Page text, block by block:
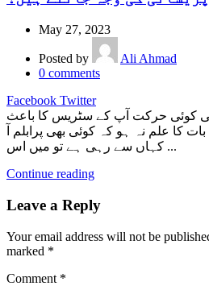
May 27, 2023
Posted by
Ali Ahmad
0 comments
Facebook Twitter
حرکت آپ کے سٹریس کا باعث
کا علم نہ ہو کہ کوئی بھی پرابلم آ
کہاں سے رہی ہے تو میں اس ...
Continue reading
Leave a Reply
Your email address will not be
marked *
Comment *